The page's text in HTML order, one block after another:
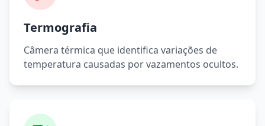
Termografia
Câmera térmica que identifica variações de
temperatura causadas por vazamentos ocultos.